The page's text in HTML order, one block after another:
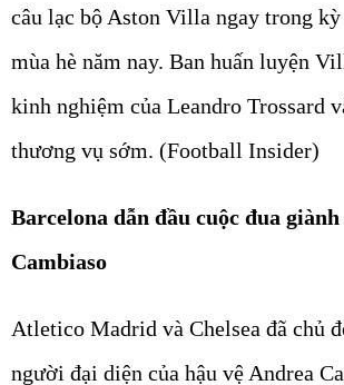
câu lạc bộ Aston Villa ngay trong
mùa hè năm nay. Ban huấn luyện
kinh nghiệm của Leandro Trossard
thương vụ sớm. (Football Insider)
Barcelona dẫn đầu cuộc đua
Cambiaso
Atletico Madrid và Chelsea đã chủ
người đại diện của hậu vệ Andrea